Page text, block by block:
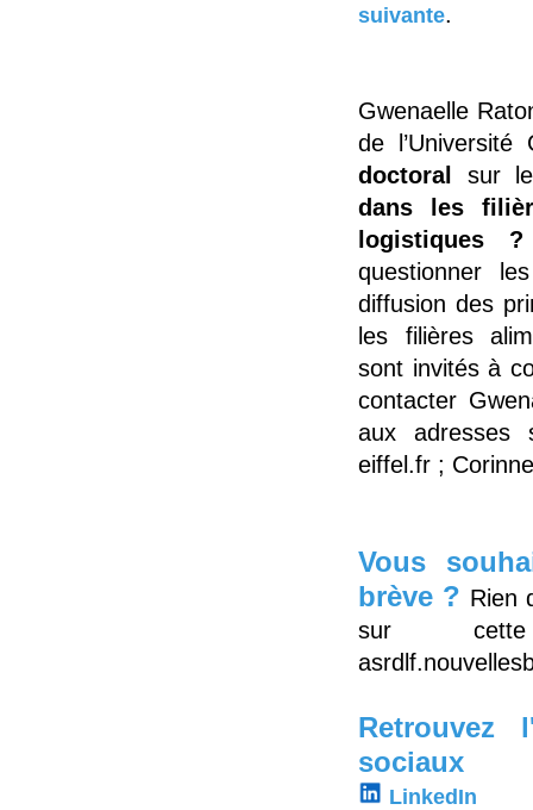
suivante.
Gwenaelle
de
doctoral
sur
dans les
logistiques
questionner
diffusion des
les filières
sont invités à
contacter
aux adresses
eiffel.fr ;
Vous
brève ? Rien
sur
Retrouvez
sociaux
LinkedIn